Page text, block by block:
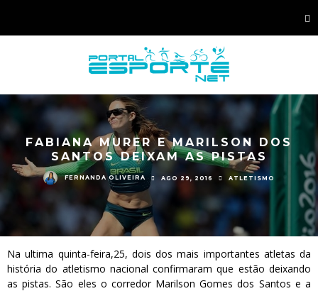
FABIANA MURER E MARILSON DOS
SANTOS DEIXAM AS PISTAS
FERNANDA OLIVEIRA AGO 29, 2016 ATLETISMO
Na ultima quinta-feira,25, dois dos mais importantes atletas da
história do atletismo nacional confirmaram que estão deixando
as pistas. São eles o corredor Marilson Gomes dos Santos e a